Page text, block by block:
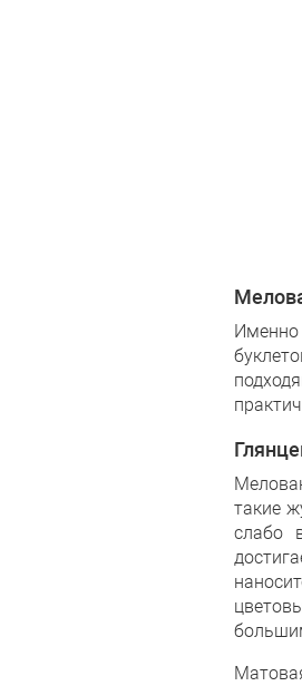
Именно
такие
слабо